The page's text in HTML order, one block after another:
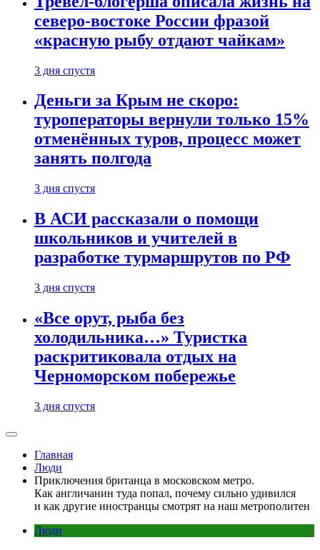
северо-востоке России фразой
«красную рыбу отдают чайкам»
3 дня спустя
Деньги за Крым не скоро:
туроператоры вернули только 15%
отменённых туров, процесс может
занять полгода
3 дня спустя
В АСИ рассказали о помощи
школьников и учителей в
разработке турмаршрутов по РФ
3 дня спустя
«Все орут, рыба без
холодильника…» Туристка
раскритиковала отдых на
Черноморском побережье
3 дня спустя
Главная
Люди
Приключения британца в московском метро.
Как англичанин туда попал, почему сильно удивился
и как другие иностранцы смотрят на наш метрополитен
Люди